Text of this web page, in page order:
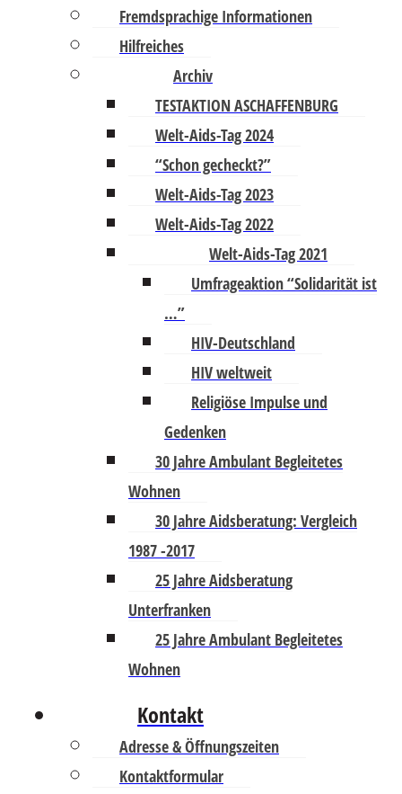
Fremdsprachige Informationen
Hilfreiches
Archiv
TESTAKTION ASCHAFFENBURG
Welt-Aids-Tag 2024
“Schon gecheckt?”
Welt-Aids-Tag 2023
Welt-Aids-Tag 2022
Welt-Aids-Tag 2021
Umfrageaktion “Solidarität ist
…”
HIV-Deutschland
HIV weltweit
Religiöse Impulse und
Gedenken
30 Jahre Ambulant Begleitetes
Wohnen
30 Jahre Aidsberatung: Vergleich
1987 -2017
25 Jahre Aidsberatung
Unterfranken
25 Jahre Ambulant Begleitetes
Wohnen
Kontakt
Adresse & Öffnungszeiten
Kontaktformular